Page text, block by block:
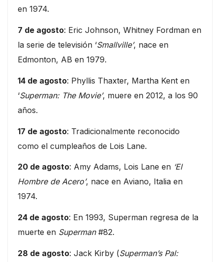
en 1974.
7 de agosto: Eric Johnson, Whitney Fordman en
la serie de televisión ‘Smallville’, nace en
Edmonton, AB en 1979.
14 de agosto: Phyllis Thaxter, Martha Kent en
‘Superman: The Movie’, muere en 2012, a los 90
años.
17 de agosto: Tradicionalmente reconocido
como el cumpleaños de Lois Lane.
20 de agosto: Amy Adams, Lois Lane en ‘El
Hombre de Acero’, nace en Aviano, Italia en
1974.
24 de agosto: En 1993, Superman regresa de la
muerte en Superman#82.
28 de agosto: Jack Kirby (Superman’s Pal: